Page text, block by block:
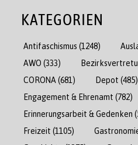
KATEGORIEN
Antifaschismus (1248)
AWO (333)
CORONA(681) Depot (485)
Engagement & Ehrenamt (782)
Erinnerungsarbeit & Gedenken
Freizeit (1105)